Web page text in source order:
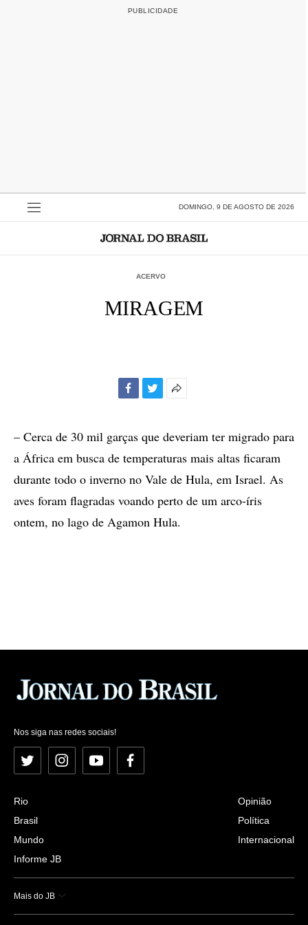
DOMINGO, 9 DE AGOSTO DE 2026
ACERVO
MIRAGEM
compartilhamento
– Cerca de 30 mil garças que deveriam ter migrado para
a África em busca de temperaturas mais altas ficaram
durante todo o inverno no Vale de Hula, em Israel. As
aves foram flagradas voando perto de um arco-íris
ontem, no lago de Agamon Hula.
Nos siga nas redes sociais!
Twitter InstagramYouTubeFacebook
Rio
Brasil
Mundo
Informe JB
Opinião
Política
Internacional
Mais do JB
Esportes